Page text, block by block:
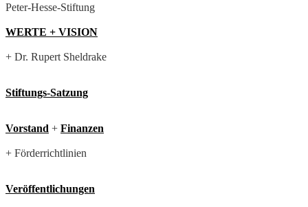
Peter-Hesse-Stiftung
WERTE + VISION
+ Dr. Rupert Sheldrake
Stiftungs-Satzung
Vorstand + Finanzen
+ Förderrichtlinien
Veröffentlichungen